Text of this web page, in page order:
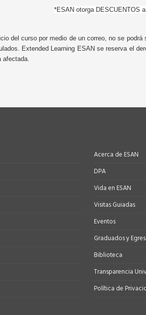
*ESAN otorga DESCUENTOS
del curso por medio de un correo, no se
Extended Learning ESAN se reserva el
afectada.
Acerca de ESAN
DPA
Vida en ESAN
Visitas Guiadas
Eventos
Graduados y
Biblioteca
Transparencia
Política de